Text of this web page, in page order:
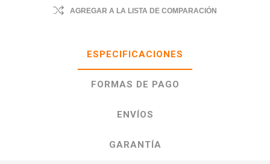
AGREGAR A LA LISTA DE COMPARACIÓN
ESPECIFICACIONES
FORMAS DE PAGO
ENVÍOS
GARANTÍA